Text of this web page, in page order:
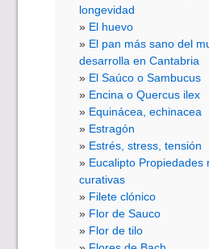
longevidad
El huevo
El pan más sano del
desarrolla en Cantabria
El Saúco o Sambucus
Encina o Quercus ilex
Equinácea, echinacea
Estragón
Estrés, stress, tensión
Eucalipto Propiedades
curativas
Filete clónico
Flor de Sauco
Flor de tilo